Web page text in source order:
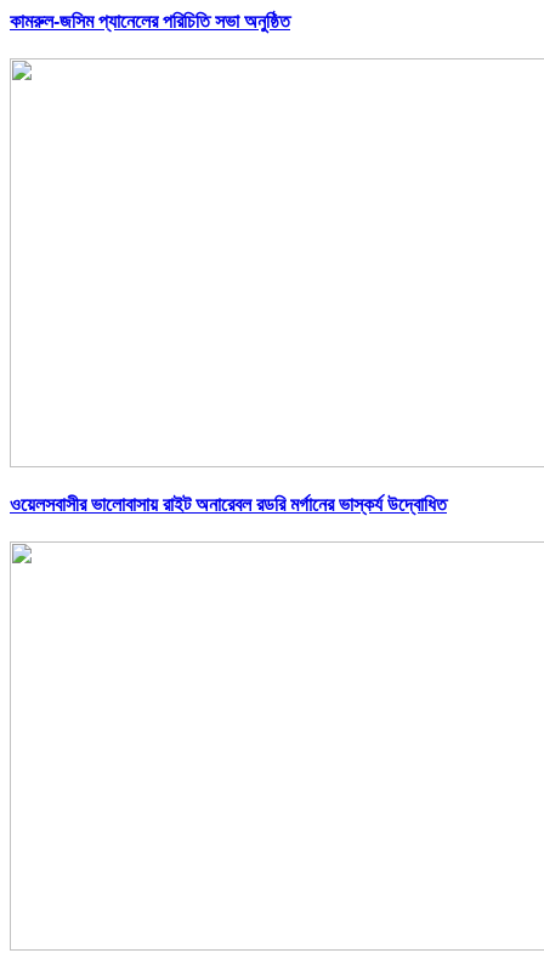
কামরুল-জসিম প্যানেলের পরিচিতি সভা অনুষ্ঠিত
ওয়েলসবাসীর ভালোবাসায় রাইট অনারেবল রডরি মর্গানের ভাস্কর্য উদ্বোধিত